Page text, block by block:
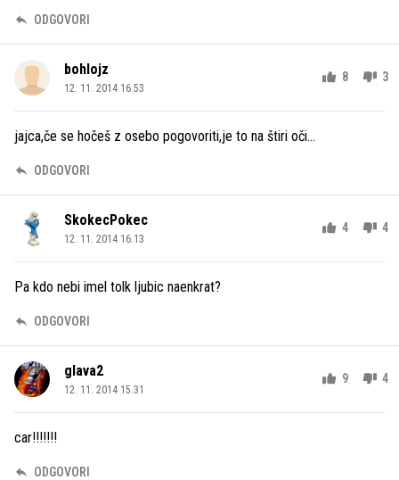
ODGOVORI
bohlojz
12. 11. 2014 16.53
8 3
jajca,če se hočeš z osebo pogovoriti,je to na štiri oči...
ODGOVORI
SkokecPokec
12. 11. 2014 16.13
4 4
Pa kdo nebi imel tolk ljubic naenkrat?
ODGOVORI
glava2
12. 11. 2014 15.31
9 4
car!!!!!!!
ODGOVORI